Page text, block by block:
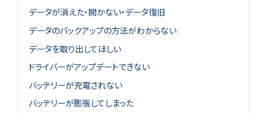
データが消えた・開かない・データ復旧
データのバックアップの方法がわからない
データを取り出してほしい
ドライバーがアップデートできない
バッテリーが充電されない
バッテリーが膨張してしまった